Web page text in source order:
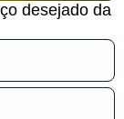
desejado da